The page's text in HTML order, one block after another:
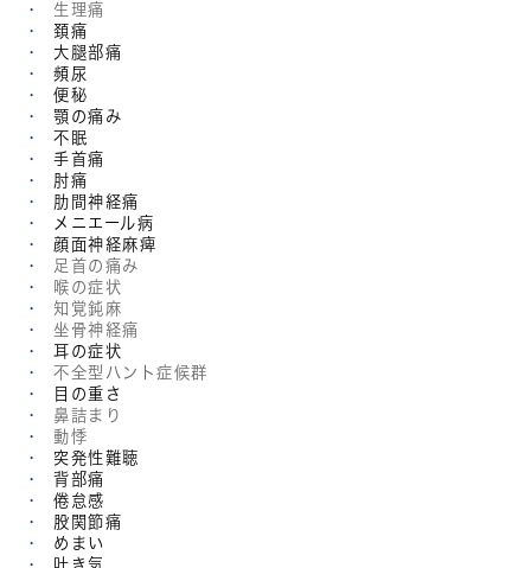
生理痛
頚痛
大腿部痛
頻尿
便秘
顎の痛み
不眠
手首痛
肘痛
肋間神経痛
メニエール病
顔面神経麻痺
足首の痛み
喉の症状
知覚鈍麻
坐骨神経痛
耳の症状
不全型ハント症候群
目の重さ
鼻詰まり
動悸
突発性難聴
背部痛
倦怠感
股関節痛
めまい